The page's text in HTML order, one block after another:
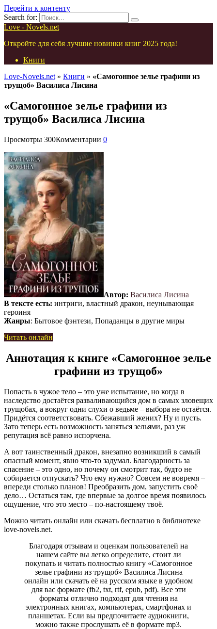
Перейти к контенту
Search for:
Love - Novels.net
Откройте для себя лучшие новинки книг 2025 года!
Книги
Love-Novels.net » Книги » «Самогонное зелье графини из
трущоб» Василиса Лисина
«Самогонное зелье графини из
трущоб» Василиса Лисина
Просмотры 300Комментарии 0
Автор: Василиса Лисина
В тексте есть: интриги, властный дракон, неунывающая
героиня
Жанры: Бытовое фэнтези, Попаданцы в другие миры
Читать онлайн
Аннотация к книге «Самогонное зелье
графини из трущоб»
Попасть в чужое тело – это уже испытание, но когда в
наследство достаётся разваливающийся дом в самых зловещих
трущобах, а вокруг одни слухи о ведьме – выбора не остаётся.
Придётся соответствовать. Сбежавший жених? Ну и пусть.
Зато теперь есть возможность заняться зельями, раз уж
репутация всё равно испорчена.
А вот таинственный дракон, внезапно возникший в самый
опасный момент, явно что-то задумал. Благодарность за
спасение – это одно, но почему он смотрит так, будто не
собирается отпускать? Что ему нужно? Совсем не вовремя –
впереди столько планов! Преобразить дом, запустить своё
дело… Остаться там, где впервые за долгое время появилось
ощущение, что это место – по-настоящему твоё.
Можно читать онлайн или скачать бесплатно в библиотеке
love-novels.net.
Благодаря отзывам и оценкам пользователей на
нашем сайте вы легко определите, стоит ли
покупать и читать полностью книгу «Самогонное
зелье графини из трущоб» Василиса Лисина
онлайн или скачать её на русском языке в удобном
для вас формате (fb2, txt, rtf, epub, pdf). Все эти
форматы отлично подходят для чтения на
электронных книгах, компьютерах, смартфонах и
планшетах. Если вы предпочитаете аудиокниги,
можно также прослушать её в формате mp3.